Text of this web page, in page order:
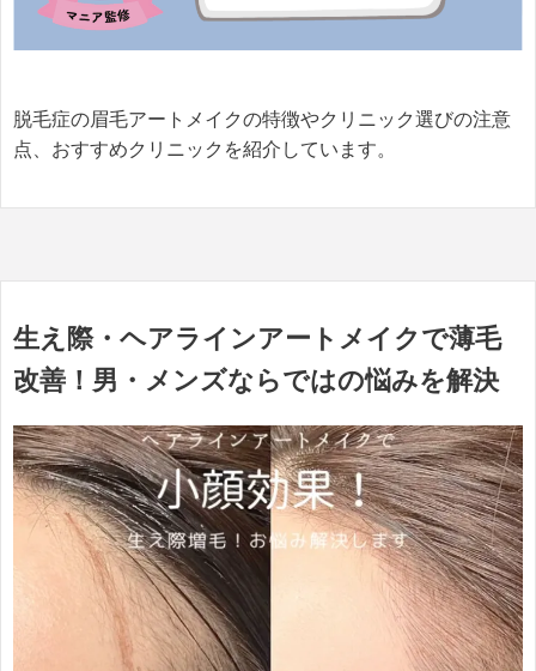
脱毛症の眉毛アートメイクの特徴やクリニック選びの注意
点、おすすめクリニックを紹介しています。
生え際・ヘアラインアートメイクで薄毛
改善！男・メンズならではの悩みを解決